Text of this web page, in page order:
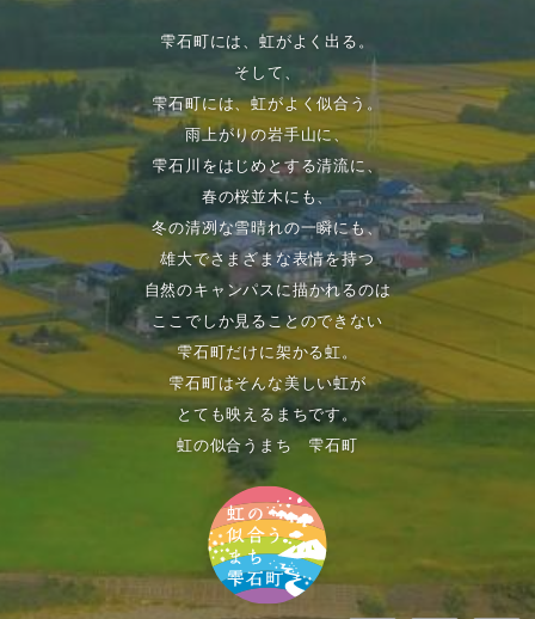
雫石町には、虹がよく出る。
そして、
雫石町には、虹がよく似合う。
雨上がりの岩手山に、
雫石川をはじめとする清流に、
春の桜並木にも、
冬の清冽な雪晴れの一瞬にも、
雄大でさまざまな表情を持つ
自然のキャンパスに描かれるのは
ここでしか見ることのできない
雫石町だけに架かる虹。
雫石町はそんな美しい虹が
とても映えるまちです。
虹の似合うまち 雫石町